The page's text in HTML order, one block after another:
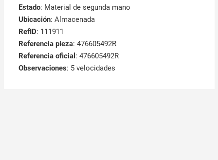
Estado: Material de segunda mano
Ubicación: Almacenada
RefID: 111911
Referencia pieza: 476605492R
Referencia oficial : 476605492R
Observaciones: 5 velocidades